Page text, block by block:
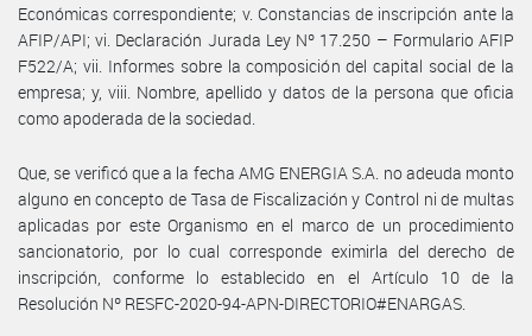
Económicas correspondiente; v. Constancias de inscripción ante la
AFIP/API; vi. Declaración Jurada Ley Nº 17.250 – Formulario AFIP
F522/A; vii. Informes sobre la composición del capital social de la
empresa; y, viii. Nombre, apellido y datos de la persona que oficia
como apoderada de la sociedad.
Que, se verificó que a la fecha AMG ENERGIA S.A. no adeuda monto
alguno en concepto de Tasa de Fiscalización y Control ni de multas
aplicadas por este Organismo en el marco de un procedimiento
sancionatorio, por lo cual corresponde eximirla del derecho de
inscripción, conforme lo establecido en el Artículo 10 de la
Resolución Nº RESFC-2020-94-APN-DIRECTORIO#ENARGAS.